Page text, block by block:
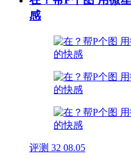
感
评测 32 08.05